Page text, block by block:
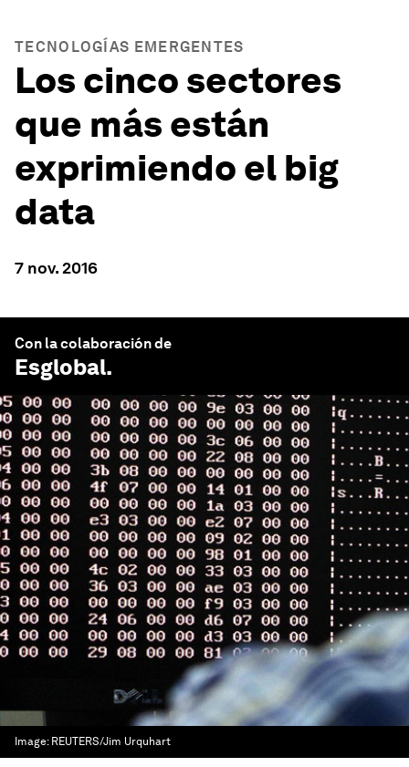
TECNOLOGÍAS EMERGENTES
Los cinco sectores
que más están
exprimiendo el big
data
7 nov. 2016
Con la colaboración de
Esglobal.
Image: REUTERS/Jim Urquhart